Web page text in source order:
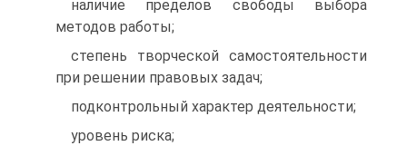
наличие пределов свободы выбора
методов работы;
степень творческой самостоятельности
при решении правовых задач;
подконтрольный характер деятельности;
уровень риска;